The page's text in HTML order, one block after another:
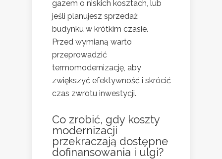
gazem o niskich kosztach, lub
jeśli planujesz sprzedaż
budynku w krótkim czasie.
Przed wymianą warto
przeprowadzić
termomodernizację, aby
zwiększyć efektywność i skrócić
czas zwrotu inwestycji.
Co zrobić, gdy koszty
modernizacji
przekraczają dostępne
dofinansowania i ulgi?